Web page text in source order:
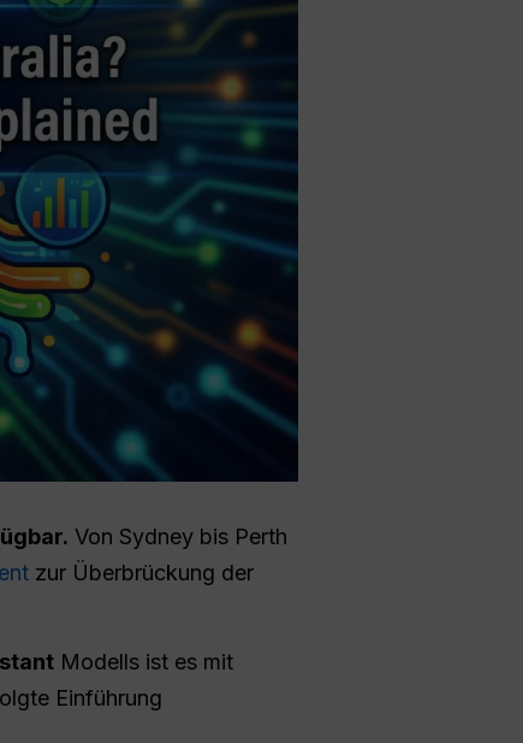
Von Sydney bis Perth
zur Überbrückung der
Modells ist es mit
Einführung